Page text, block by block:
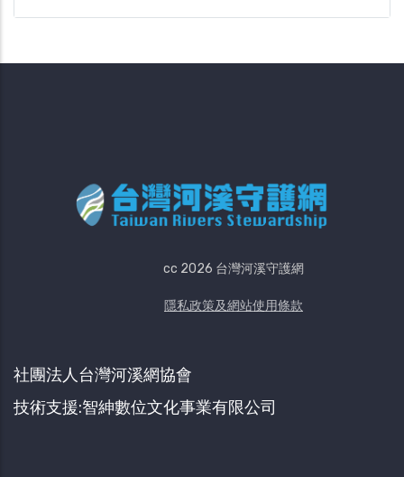
cc 2026 台灣河溪守護網
隱私政策及網站使用條款
社團法人台灣河溪網協會
技術支援:智紳數位文化事業有限公司